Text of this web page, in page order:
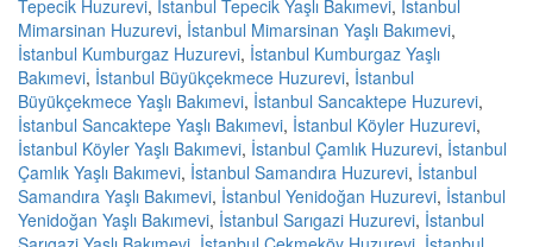
Tepecik Huzurevi, İstanbul Tepecik Yaşlı Bakımevi, İstanbul
Mimarsinan Huzurevi, İstanbul Mimarsinan Yaşlı Bakımevi,
İstanbul Kumburgaz Huzurevi, İstanbul Kumburgaz Yaşlı
Bakımevi, İstanbul Büyükçekmece Huzurevi, İstanbul
Büyükçekmece Yaşlı Bakımevi, İstanbul Sancaktepe Huzurevi,
İstanbul Sancaktepe Yaşlı Bakımevi, İstanbul Köyler Huzurevi,
İstanbul Köyler Yaşlı Bakımevi, İstanbul Çamlık Huzurevi, İstanbul
Çamlık Yaşlı Bakımevi, İstanbul Samandıra Huzurevi, İstanbul
Samandıra Yaşlı Bakımevi, İstanbul Yenidoğan Huzurevi, İstanbul
Yenidoğan Yaşlı Bakımevi, İstanbul Sarıgazi Huzurevi, İstanbul